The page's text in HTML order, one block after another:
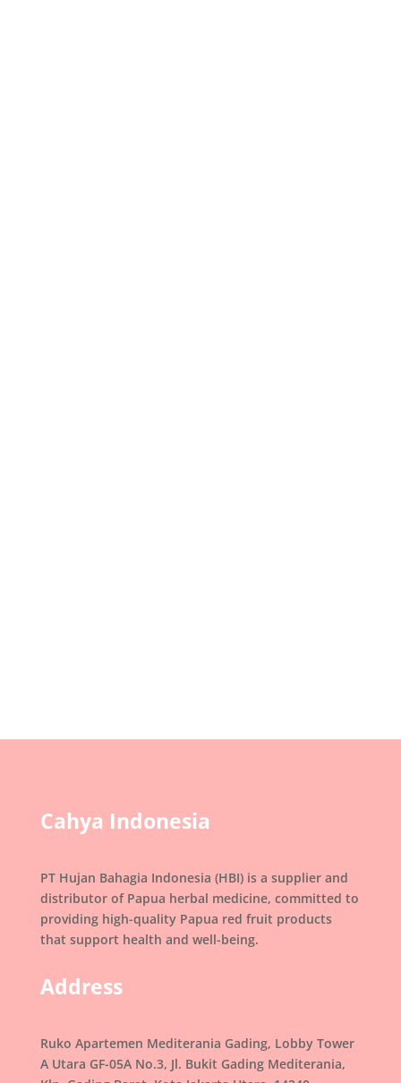
Cahya Indonesia
PT Hujan Bahagia Indonesia (HBI) is a supplier and
distributor of Papua herbal medicine, committed to
providing high-quality Papua red fruit products
that support health and well-being.
Address
Ruko Apartemen Mediterania Gading, Lobby Tower
A Utara GF-05A No.3, Jl. Bukit Gading Mediterania,